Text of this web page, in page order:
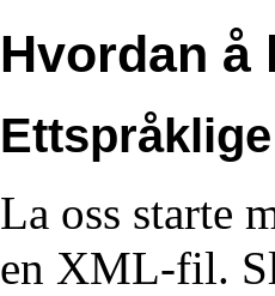
Hvordan å
La oss starte
en XML-fil.